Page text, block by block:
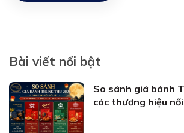
Bài viết nổi bật
So sánh giá bánh
các thương hiệu